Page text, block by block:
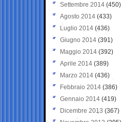
Settembre 2014 (450)
Agosto 2014 (433)
Luglio 2014 (436)
Giugno 2014 (391)
Maggio 2014 (392)
Aprile 2014 (389)
Marzo 2014 (436)
Febbraio 2014 (386)
Gennaio 2014 (419)
Dicembre 2013 (367)